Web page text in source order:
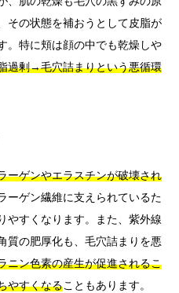
その状態を補おうとして皮脂が
。特に頬は顔の中でも乾燥しや
過剰→毛穴詰まりという悪循環
ーゲンやエラスチンが破壊され
ーゲン繊維に支えられているた
やすくなります。また、紫外線
質の肥厚化も、毛穴詰まりを悪
ニン色素の産生が促進されるこ
やすくなることもあります。